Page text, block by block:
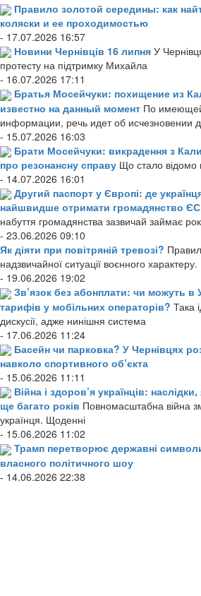
Правило золотой середины: как
коляски и ее проходимостью
- 17.07.2026 16:57
Новини Чернівців 16 липня У
протесту на підтримку Михайла
- 16.07.2026 17:11
Братья Мосейчуки: похищение из
известно на данный момент По
информации, речь идет об исчезновении
- 15.07.2026 16:03
Брати Мосейчуки: викрадення з
про резонансну справу Що стало відомо
- 14.07.2026 16:01
Другий паспорт у Європі: де
найшвидше отримати громадянство ЄС
набуття громадянства зазвичай займає
- 23.06.2026 09:10
Як діяти при повітряній тревозі?
надзвичайної ситуації воєнного характеру.
- 19.06.2026 19:02
Зв’язок без абонплати: чи можуть в
тарифів у мобільних операторів? Така
дискусії, адже нинішня система
- 17.06.2026 11:24
Басейн чи парковка? У Чернівцях
навколо спортивного об’єкта
- 15.06.2026 11:11
Війна і здоров’я українців:
ще багато років Повномасштабна війна
українця. Щоденні
- 15.06.2026 11:02
Трамп перетворює державні
власного політичного шоу
- 14.06.2026 22:38